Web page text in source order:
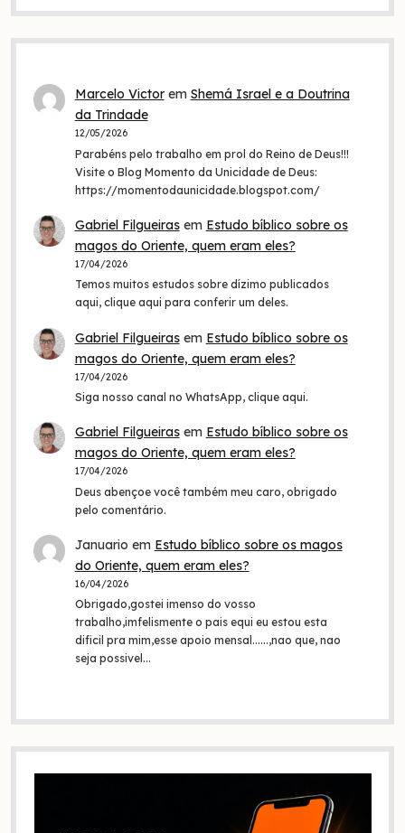
Marcelo Victorem Shemá Israel e a Doutrina
da Trindade
12/05/2026
Parabéns pelo trabalho em prol do Reino de Deus!!!
Visite o Blog Momento da Unicidade de Deus:
https://momentodaunicidade.blogspot.com/
Gabriel Filgueirasem Estudo bíblico sobre os
magos do Oriente, quem eram eles?
17/04/2026
Temos muitos estudos sobre dízimo publicados
aqui, clique aqui para conferir um deles.
Gabriel Filgueirasem Estudo bíblico sobre os
magos do Oriente, quem eram eles?
17/04/2026
Siga nosso canal no WhatsApp, clique aqui.
Gabriel Filgueirasem Estudo bíblico sobre os
magos do Oriente, quem eram eles?
17/04/2026
Deus abençoe você também meu caro, obrigado
pelo comentário.
Januario em Estudo bíblico sobre os magos
do Oriente, quem eram eles?
16/04/2026
Obrigado,gostei imenso do vosso
trabalho,imfelismente o pais equi eu estou esta
dificil pra mim,esse apoio mensal......,nao que, nao
seja possivel…